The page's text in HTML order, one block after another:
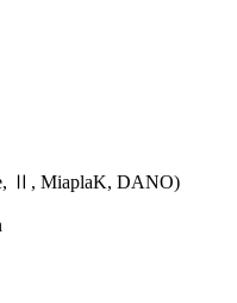
Ⅱ, MiaplaK, DANO)